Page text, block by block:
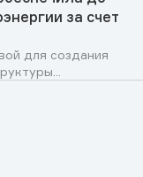
за счет
для создания